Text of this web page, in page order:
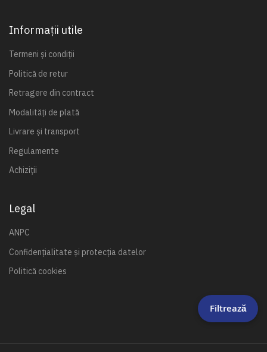
Informații utile
Termeni și condiții
Politică de retur
Retragere din contract
Modalități de plată
Livrare și transport
Regulamente
Achiziții
Legal
ANPC
Confidențialitate și protecția datelor
Politică cookies
Filtrează